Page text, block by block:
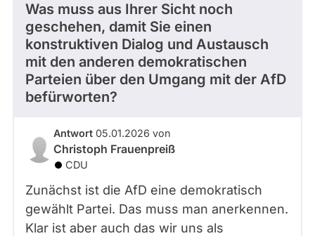
Was muss aus Ihrer Sicht noch
geschehen, damit Sie einen
konstruktiven Dialog und Austausch
mit den anderen demokratischen
Parteien über den Umgang mit der AfD
befürworten?
Antwort 05.01.2026 von
Christoph Frauenpreiß
CDU
Zunächst ist die AfD eine demokratisch
gewählt Partei. Das muss man anerkennen.
Klar ist aber auch das wir uns als